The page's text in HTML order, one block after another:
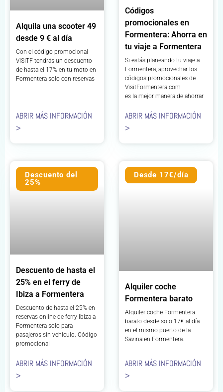
Alquila una scooter 49
desde 9 € al día
Con el código promocional
VISITF tendrás un descuento
de hasta el 17% en tu moto en
Formentera solo con reservas
ABRIR MÁS INFORMACIÓN
>
Códigos
promocionales en
Formentera: Ahorra en
tu viaje a Formentera
Si estás planeando tu viaje a
Formentera, aprovechar los
códigos promocionales de
VisitFormentera.com
es la mejor manera de ahorrar
ABRIR MÁS INFORMACIÓN
>
Descuento del
25%
Descuento de hasta el
25% en el ferry de
Ibiza a Formentera
Descuento de hasta el 25% en
reservas online de ferry Ibiza a
Formentera solo para
pasajeros sin vehículo. Código
promocional
ABRIR MÁS INFORMACIÓN
>
Desde 17€/día
Alquiler coche
Formentera barato
Alquiler coche Formentera
barato desde solo 17€ al día
en el mismo puerto de la
Savina en Formentera.
ABRIR MÁS INFORMACIÓN
>